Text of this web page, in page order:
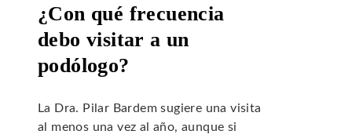
¿Con qué frecuencia
debo visitar a un
podólogo?
La Dra. Pilar Bardem sugiere una visita
al menos una vez al año, aunque si